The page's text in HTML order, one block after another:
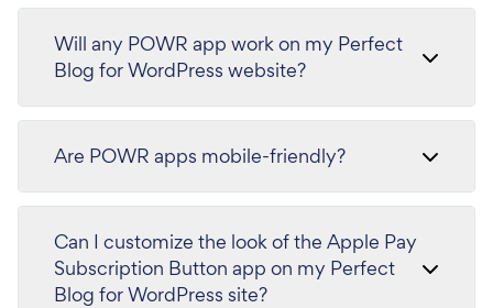
Will any POWR app work on my Perfect
Blog for WordPress website?
Are POWR apps mobile-friendly?
Can I customize the look of the Apple Pay
Subscription Button app on my Perfect
Blog for WordPress site?